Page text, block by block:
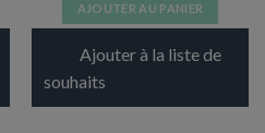
AJOUTER AU PANIER
Ajouter à la liste de
souhaits